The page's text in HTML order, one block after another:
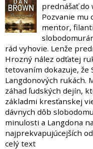
prednášať do
Pozvanie mu
mentor,
rád vyhovie. Lenže
Hrozný nález odťatej
tetovaním dokazuje, že
Langdonových rukách.
záhad ľudských dejín,
základmi kresťanskej
dávnych dôb
minulosti a Langdona
najprekvapujúcejších
celý text